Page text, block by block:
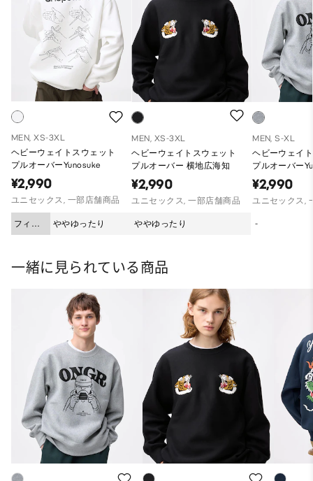
MEN, XS-3XL
ヘビーウェイトスウェット
プルオーバーYunosuke
¥2,990
ユニセックス, 一部店舗商品
フィッ
ト
ややゆったり
MEN, XS-3XL
ヘビーウェイトスウェット
プルオーバー 横地広海知
¥2,990
ユニセックス, 一部店舗商品
ややゆったり
MEN, S-XL
ヘビーウェイ
プルオーバー
¥2,990
ユニセックス,
-
一緒に見られている商品